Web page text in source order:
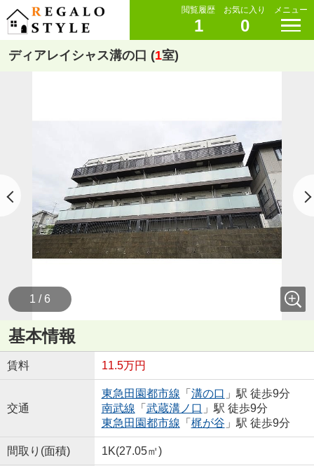
閲覧履歴
1
お気に入り
0
メニュー
ディアレイシャス溝の口 (1室)
1 / 6
基本情報
賃料 11.5万円
交通
東急田園都市線 「 溝の口 」駅 徒歩9分
南武線 「 武蔵溝ノ口 」駅 徒歩9分
東急田園都市線 「 梶が谷 」駅 徒歩9分
間取り(面積) 1K(27.05㎡)